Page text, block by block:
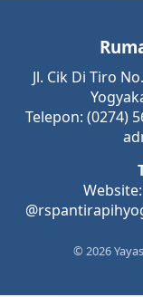
Jl. Cik Di Tiro
Telepon: (0274)
© 2026